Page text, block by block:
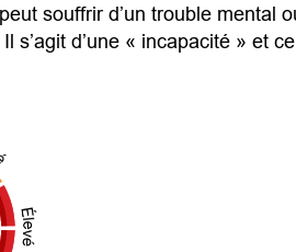
souffrir d’un trouble mental
s’agit d’une « incapacité » et